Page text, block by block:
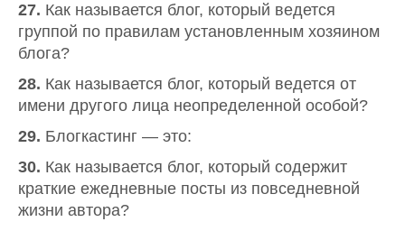
27. Как называется блог, который ведется
группой по правилам установленным хозяином
блога?
28. Как называется блог, который ведется от
имени другого лица неопределенной особой?
29. Блогкастинг — это:
30. Как называется блог, который содержит
краткие ежедневные посты из повседневной
жизни автора?